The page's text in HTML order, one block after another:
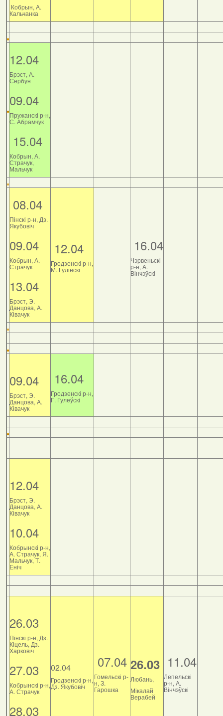
Кобрын, А.
Кальчанка
12.04
Брэст, А.
Сербун
09.04
Пружанскі р-н,
С. Абрамчук
15.04
Кобрын, А.
Страчук,
Мальчук
08.04
Пінскі р-н, Дз.
Якубовіч
09.04
Кобрын, А.
Страчук
13.04
Брэст, Э.
Данцова, А.
Ківачук
12.04
Гродзенскі р-н,
М. Гулінскі
16.04
Чэрвеньскі
р-н, А.
Вінчэўскі
09.04
Брэст, Э.
Данцова, А.
Ківачук
16.04
Гродзенскі р-н,
Г. Гулеўскі
12.04
Брэст, Э.
Данцова, А.
Ківачук
10.04
Кобрынскі р-н,
А. Страчук, Я.
Мальчук, Т.
Еніч
26.03
Пінскі р-н, Дз.
Кіцель, Дз.
Харковіч
27.03
Кобрынскі р-н,
А. Страчук
28.03
02.04
Гродзенскі р-н,
Дз. Якубовіч
07.04
Гомельскі р-
н, З.
Гарошка
26.03
Любань,
Мікалай
Верабей
11.04
Лепельскі
р-н, А.
Вінчэўскі